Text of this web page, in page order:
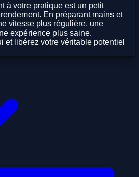
à votre pratique est un petit
En préparant mains et
vitesse plus régulière, une
expérience plus saine.
et libérez votre véritable potentiel